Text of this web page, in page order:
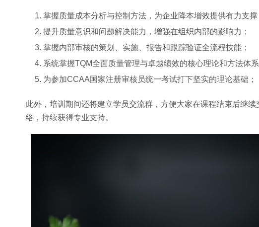
掌握质量成本分析与控制方法，为企业降本增效提供有力支撑
提升质量意识和问题解决能力，增强在组织内部的影响力；
掌握内部审核的策划、实施、报告和跟踪验证全流程技能；
系统掌握TQM全面质量管理与卓越绩效的核心理论和方法体
为参加CCAA国家注册审核员统一考试打下坚实的理论基础；
此外，培训期间还将建立学员交流群，方便大家在课程结束后继
络，持续获得专业支持。